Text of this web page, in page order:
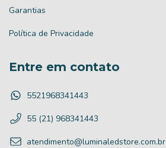
Garantias
Política de Privacidade
Entre em contato
5521968341443
55 (21) 968341443
atendimento@luminaledstore.com.br